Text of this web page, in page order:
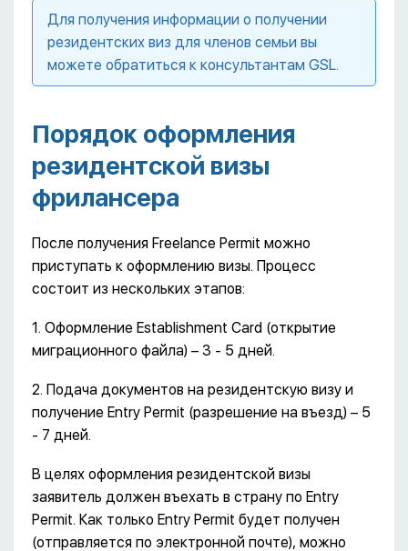
Для получения информации о получении
резидентских виз для членов семьи вы
можете обратиться к консультантам GSL.
Порядок оформления
резидентской визы
фрилансера
После получения Freelance Permit можно
приступать к оформлению визы. Процесс
состоит из нескольких этапов:
1. Оформление Establishment Card (открытие
миграционного файла) – 3 - 5 дней.
2. Подача документов на резидентскую визу и
получение Entry Permit (разрешение на въезд) – 5
- 7 дней.
В целях оформления резидентской визы
заявитель должен въехать в страну по Entry
Permit. Как только Entry Permit будет получен
(отправляется по электронной почте), можно